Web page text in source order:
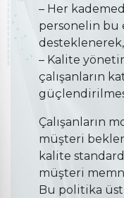
– Her
personelin bu
desteklenerek,
– Kalite
çalışanların
Çalışanların
müşteri
kalite
müşteri
Bu politika